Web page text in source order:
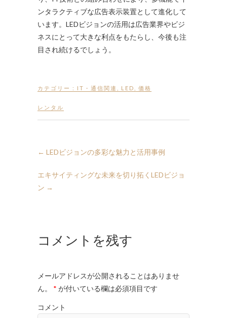
ンタラクティブな広告表示装置として進化して
います。LEDビジョンの活用は広告業界やビジ
ネスにとって大きな利点をもたらし、今後も注
目され続けるでしょう。
カテゴリー : IT・通信関連 LED 価格
レンタル
← LEDビジョンの多彩な魅力と活用事例
エキサイティングな未来を切り拓くLEDビジョ
ン →
コメントを残す
メールアドレスが公開されることはありませ
ん。
* が付いている欄は必須項目です
コメント